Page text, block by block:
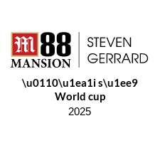
\u0110\u1ea1i s\u1ee9
World cup
2025